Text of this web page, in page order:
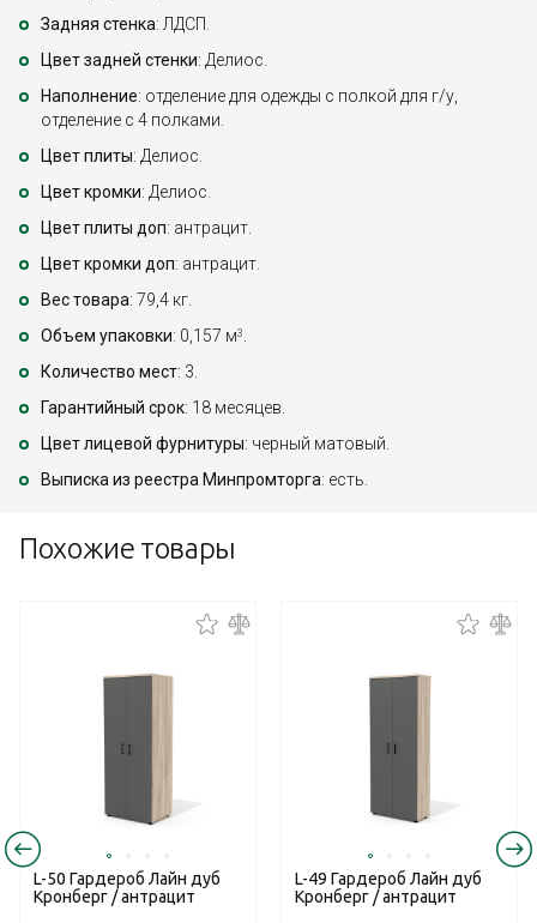
Задняя стенка: ЛДСП.
Цвет задней стенки: Делиос.
Наполнение: отделение для одежды с полкой для г/у,
отделение с 4 полками.
Цвет плиты: Делиос.
Цвет кромки: Делиос.
Цвет плиты доп: антрацит.
Цвет кромки доп: антрацит.
Вес товара: 79,4 кг.
Объем упаковки: 0,157 м3 .
Количество мест: 3.
Гарантийный срок: 18 месяцев.
Цвет лицевой фурнитуры: черный матовый.
Выписка из реестра Минпромторга: есть.
Похожие товары
L-50 Гардероб Лайн дуб
Кронберг / антрацит
L-49 Гардероб Лайн дуб
Кронберг / антрацит